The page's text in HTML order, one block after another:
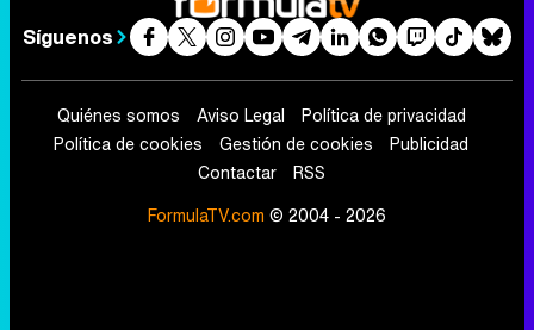
Síguenos
Quiénes somos Aviso Legal
Política de privacidad
Política de cookies
Gestión de cookies
Publicidad
Contactar
RSS
FormulaTV.com © 2004 - 2026